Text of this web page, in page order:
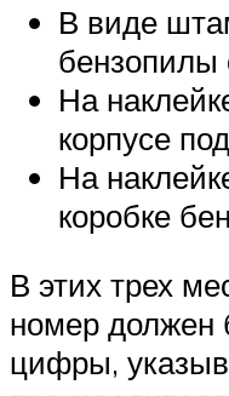
В виде
бензопилы
На
корпусе
На
коробке
В этих трех
номер должен
цифры,